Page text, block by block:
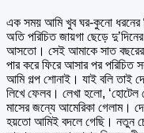
এক সময় আমি খুব ঘর-কুনো ধরনের
অতি পরিচিত জায়গা ছেড়ে
আসতো। সেই আমাকে সাত বছরের
পার করে ফিরে আসার পর পরিচিত
আমি গল্প শোনাই। যাই বলি তাই
লিখে ফেলব। লেখা হলো, ‘হোটেল
মাসের জন্যে আমেরিকা গেলাম।
হয়তো আমিই বদলে গেছি। নতুন